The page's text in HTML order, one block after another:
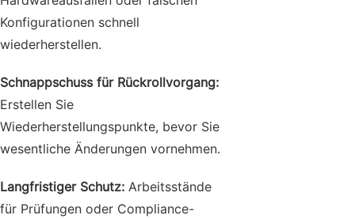
Konfigurationen schnell
wiederherstellen.
Schnappschuss für Rückrollvorgang:
Erstellen Sie
Wiederherstellungspunkte, bevor Sie
wesentliche Änderungen vornehmen.
Langfristiger Schutz: Arbeitsstände
für Prüfungen oder Compliance-